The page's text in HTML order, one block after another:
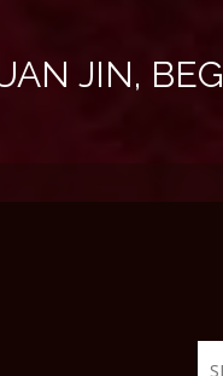
JIN,